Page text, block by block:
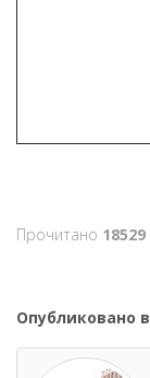
Прочитано 18529
Опубликовано в